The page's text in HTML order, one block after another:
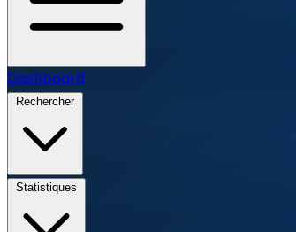
Dashboard
Rechercher
Statistiques